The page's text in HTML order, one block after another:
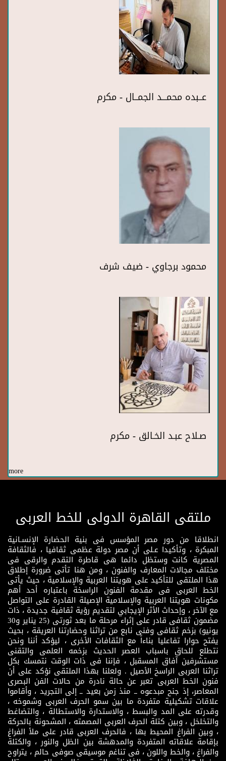
عــبده محمـــد الجمــال - مكرم
محمود برجاوي - ضيف شرف
صـلاح عبـد الخـالق - مكرم
more
ملتقى القاهرة الدولى للخط العربى
انطلاقا من دور مصر المؤسس فى بنية الحضارة الإنسـانية
المبكرة ، وتأكيدا عـلى أن مصر دولة عظمى ثقافيا ، فالثقافة
المصرية كانت وستظل دائما هى قاطرة التقدم والرقى فى
مختلف مجالات المعارف والفنون ، ومن هنا تأتى ضرورة إطلاق
هذا الملتقى للتأكيد على هويتنا العربية والإسلامية ، حيث يأتى
الخط العربى فى مقدمة الفنون الراسخة باعتباره أحد أهم
مكونات هويتنا العربية والإسلامية الإصيلة القادرة على التواصل
مع الآخر ، وإحداث الأثر الإيجابي لتقديم رؤية ثقافية جديدة ، ذات
مضمون ثقافى قادر على إثراء مرحلة ما بعد ثورتى (25 يناير و30
يونيو) بزخم ثقافى وفنى نابع من تراثنا وحضارتنا العريقة ، بحيث
يفتح حوارا تفاعليا بناءاً مع الثقافات الأخرى ، ليؤكد أننا ونحن
نتطلع للحاق باسباب العصر الحديث بزخمه العلمى والتقنى
مستشرفين آفاق المسقبل ، فإننا فى ذات الوقت نتمسك بكل
تراثنا العربى الراسخ الأصيل . ولعلنا بهذا الملتقى نؤكد على أن
فنون الخط العربى تعبر عن حالة نادرة من حالات الفن البصرى
المعاصر، إذ جنح مبدعوه ــ منذ زمن بعيد ــ إلى التجريد ، وأقاموا
علاقات تشكيلية متفردة ما بين سمو الحرف العربى وشموخه ،
وقدرته على المد والبسط ، والاستدارة والاستطالة ، والتضاغط
والتخلخل ، وبين كتلة الحرف العربى المصمته ، المشحونة بالحركة
، وبين الفراغ المحيط بها ، فالحرف العربى قادر على ملأ الفراغ
بإقامة علاقاته المتفردة والمدهشة بين الظل والنور ، والكتلة
والفراغ ، والخط واللون ، فى تناغم موسيقى صوفى حالم ، يتراوح